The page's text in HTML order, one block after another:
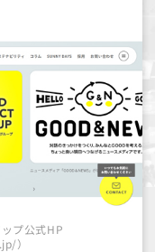
プ公式HP
）